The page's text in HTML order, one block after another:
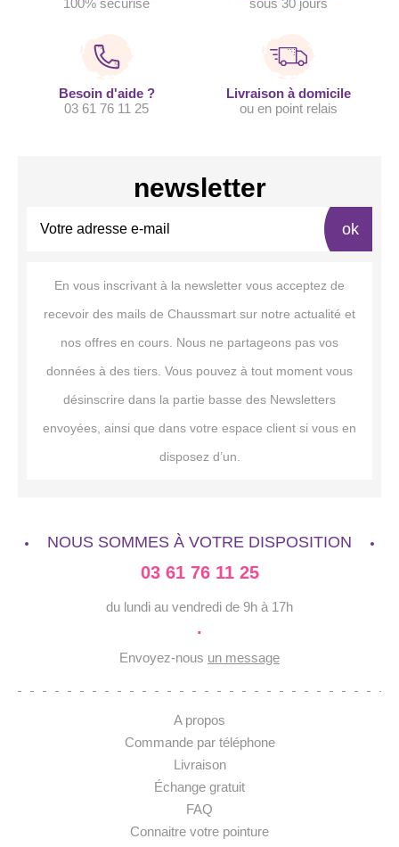
100% sécurisé
sous 30 jours
Besoin d'aide ?
03 61 76 11 25
Livraison à domicile
ou en point relais
newsletter
ok
En vous inscrivant à la newsletter vous acceptez de
recevoir des mails de Chaussmart sur notre actualité et
nos offres en cours. Nous ne partageons pas vos
données à des tiers. Vous pouvez à tout moment vous
désinscrire dans la partie basse des Newsletters
envoyées, ainsi que dans votre espace client si vous en
disposez d’un.
NOUS SOMMES À VOTRE DISPOSITION
03 61 76 11 25
du lundi au vendredi de 9h à 17h
·
Envoyez-nous un message
A propos
Commande par téléphone
Livraison
Échange gratuit
FAQ
Connaitre votre pointure